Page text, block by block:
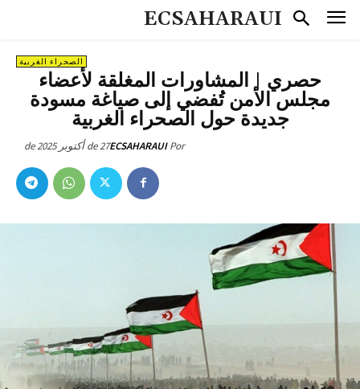
ECSAHARAUI
الصحراء الغربية
حصري | المشاورات المغلقة لأعضاء
مجلس الأمن تُفضي إلى صياغة مسودة
جديدة حول الصحراء الغربية
Por
ECSAHARAUI27 de أكتوبر de 2025